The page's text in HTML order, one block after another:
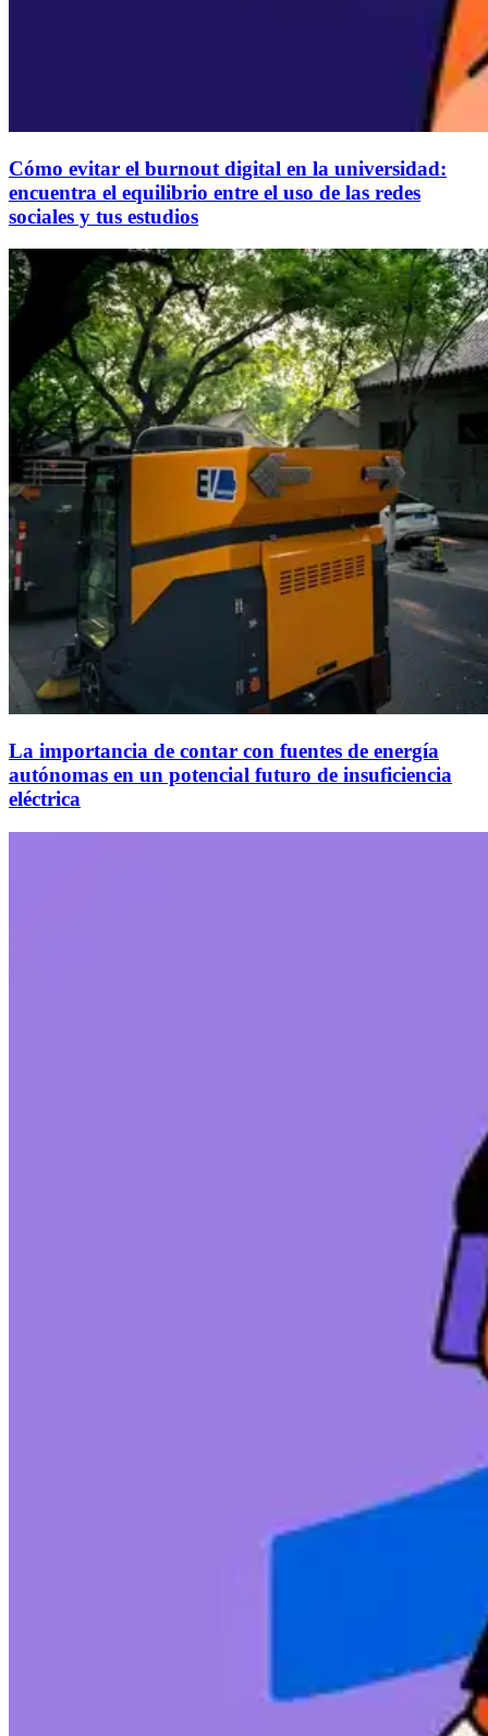
Cómo evitar el burnout digital en la universidad:
encuentra el equilibrio entre el uso de las redes
sociales y tus estudios
La importancia de contar con fuentes de energía
autónomas en un potencial futuro de insuficiencia
eléctrica